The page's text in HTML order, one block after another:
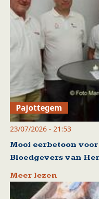
Pajottegem
23/07/2026 - 21:53
Mooi eerbetoon
Bloedgevers van
Meer lezen